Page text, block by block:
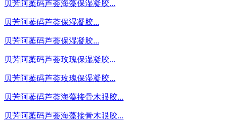
贝芳阿葇码芦荟海藻保湿凝胶...
贝芳阿葇码芦荟保湿凝胶...
贝芳阿葇码芦荟保湿凝胶...
贝芳阿葇码芦荟玫瑰保湿凝胶...
贝芳阿葇码芦荟玫瑰保湿凝胶...
贝芳阿葇码芦荟海藻接骨木眼胶...
贝芳阿葇码芦荟海藻接骨木眼胶...